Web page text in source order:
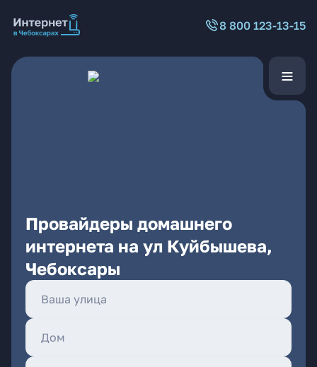
8 800 123-13-15
Провайдеры домашнего
интернета на ул Куйбышева,
Чебоксары